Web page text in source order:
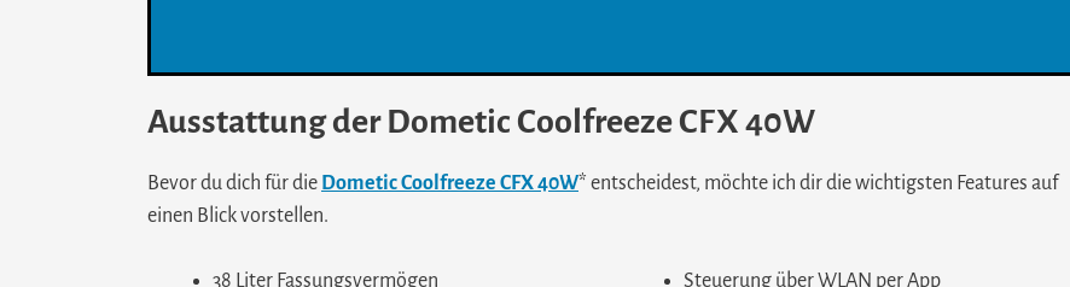
Ausstattung der Dometic Coolfreeze CFX 40W
Bevor du dich für die Dometic Coolfreeze CFX 40W* entscheidest, möchte ich dir die wichtigsten Features auf
einen Blick vorstellen.
38 Liter Fassungsvermögen
Steuerung über WLAN per App